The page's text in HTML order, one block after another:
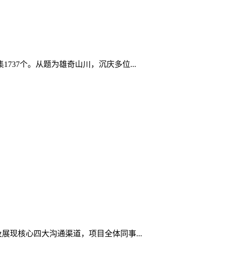
个。从题为雄奇山川，沉庆多位...
现核心四大沟通渠道，项目全体同事...